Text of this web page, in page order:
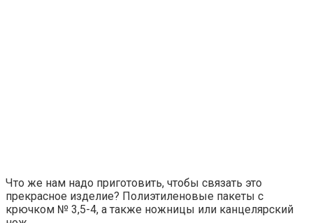
Что же нам надо приготовить, чтобы связать это
прекрасное изделие? Полиэтиленовые пакеты с
крючком № 3,5-4, а также ножницы или канцелярский